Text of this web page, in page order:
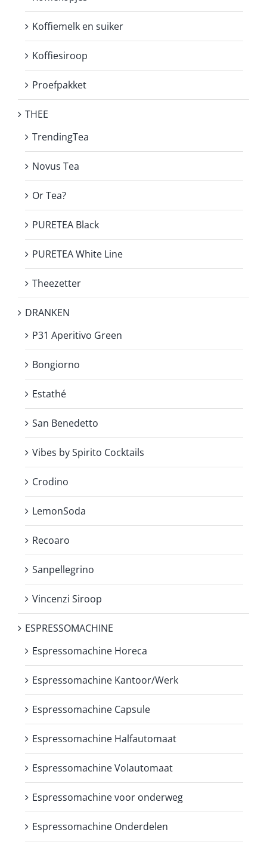
Koffiemelk en suiker
Koffiesiroop
Proefpakket
THEE
TrendingTea
Novus Tea
Or Tea?
PURETEA Black
PURETEA White Line
Theezetter
DRANKEN
P31 Aperitivo Green
Bongiorno
Estathé
San Benedetto
Vibes by Spirito Cocktails
Crodino
LemonSoda
Recoaro
Sanpellegrino
Vincenzi Siroop
ESPRESSOMACHINE
Espressomachine Horeca
Espressomachine Kantoor/Werk
Espressomachine Capsule
Espressomachine Halfautomaat
Espressomachine Volautomaat
Espressomachine voor onderweg
Espressomachine Onderdelen